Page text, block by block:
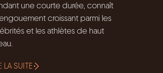
une courte durée, connaît
croissant parmi les
et les athlètes de haut
LA SUITE